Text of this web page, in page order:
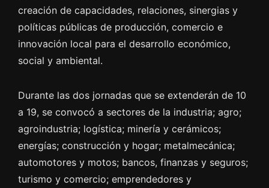
creación de capacidades, relaciones, sinergias y
políticas públicas de producción, comercio e
innovación local para el desarrollo económico,
social y ambiental.
Durante las dos jornadas que se extenderán de 10
a 19, se convocó a sectores de la industria; agro;
agroindustria; logística; minería y cerámicos;
energías; construcción y hogar; metalmecánica;
automotores y motos; bancos, finanzas y seguros;
turismo y comercio; emprendedores y